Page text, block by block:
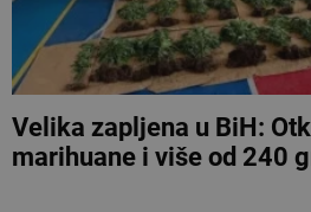
Velika zapljena u BiH:
marihuane i više od 240